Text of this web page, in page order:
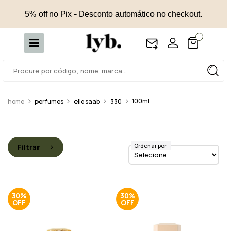
5% off no Pix - Desconto automático no checkout.
perfumes elie saab 330 100ml
Filtrar Ordenar por:
30% 30%